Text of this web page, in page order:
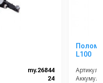
my.26844
24
L100
Артикул: